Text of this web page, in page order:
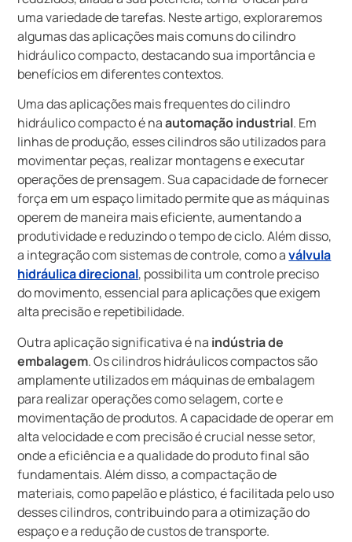
uma variedade de tarefas. Neste artigo, exploraremos
algumas das aplicações mais comuns do cilindro
hidráulico compacto, destacando sua importância e
benefícios em diferentes contextos.
Uma das aplicações mais frequentes do cilindro
hidráulico compacto é naautomação industrial. Em
linhas de produção, esses cilindros são utilizados para
movimentar peças, realizar montagens e executar
operações de prensagem. Sua capacidade de fornecer
força em um espaço limitado permite que as máquinas
operem de maneira mais eficiente, aumentando a
produtividade e reduzindo o tempo de ciclo. Além disso,
a integração com sistemas de controle, como aválvula
hidráulica direcional, possibilita um controle preciso
do movimento, essencial para aplicações que exigem
alta precisão e repetibilidade.
Outra aplicação significativa é na indústria de
embalagem. Os cilindros hidráulicos compactos são
amplamente utilizados em máquinas de embalagem
para realizar operações como selagem, corte e
movimentação de produtos. A capacidade de operar em
alta velocidade e com precisão é crucial nesse setor,
onde a eficiência e a qualidade do produto final são
fundamentais. Além disso, a compactação de
materiais, como papelão e plástico, é facilitada pelo uso
desses cilindros, contribuindo para a otimização do
espaço e a redução de custos de transporte.